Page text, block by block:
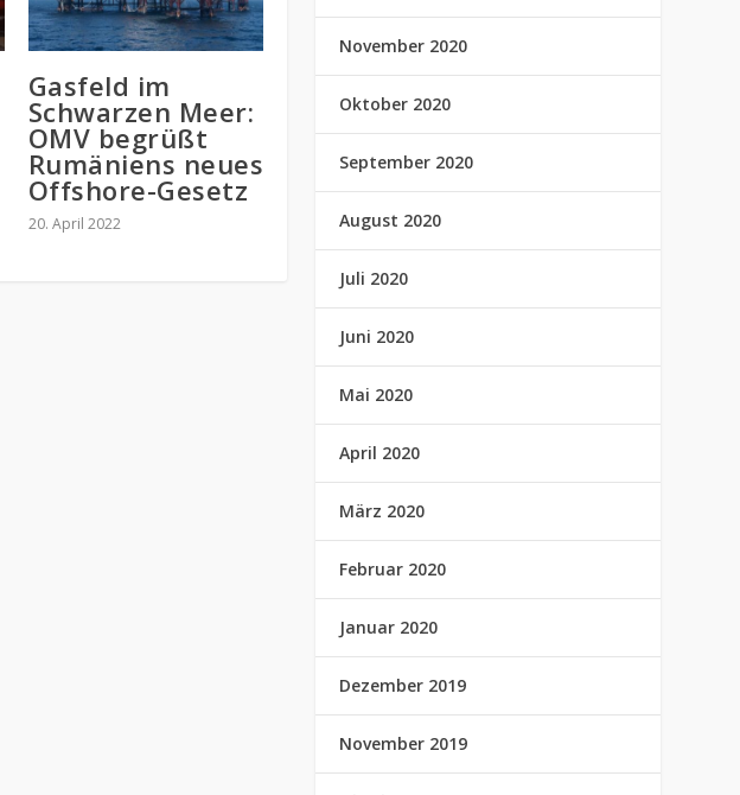
Gasfeld im
Schwarzen Meer:
OMV begrüßt
Rumäniens neues
Offshore-Gesetz
20. April 2022
November 2020
Oktober 2020
September 2020
August 2020
Juli 2020
Juni 2020
Mai 2020
April 2020
März 2020
Februar 2020
Januar 2020
Dezember 2019
November 2019